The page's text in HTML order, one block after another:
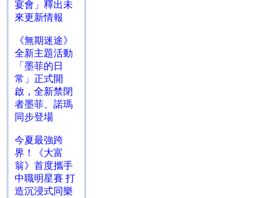
宴會」釋出未
來更新情報
《無期迷途》
全新主題活動
「墨菲的日
常」正式開
啟，全新禁閉
者墨菲、諾瑪
同步登場
今夏最強跨
界！《大富
翁》首度攜手
中職明星賽 打
造沉浸式同樂